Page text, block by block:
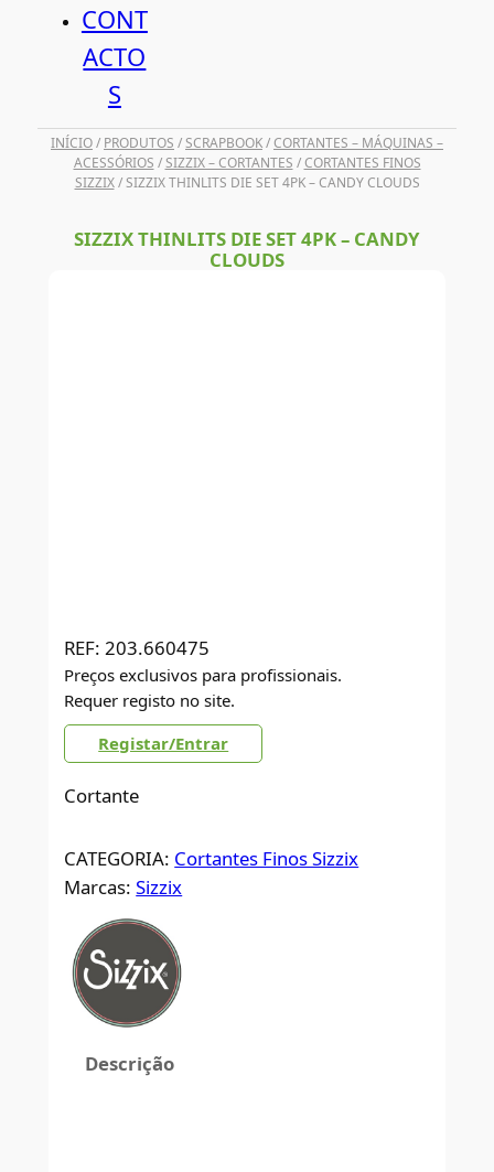
CONT
ACTO
S
INÍCIO/ PRODUTOS /SCRAPBOOK/CORTANTES – MÁQUINAS –
ACESSÓRIOS /SIZZIX – CORTANTES /CORTANTES FINOS
SIZZIX/ SIZZIX THINLITS DIE SET 4PK – CANDY CLOUDS
SIZZIX THINLITS DIE SET 4PK – CANDY
CLOUDS
REF: 203.660475
Preços exclusivos para profissionais.
Requer registo no site.
Registar/Entrar
Cortante
CATEGORIA: Cortantes Finos Sizzix
Marcas:Sizzix
Descrição